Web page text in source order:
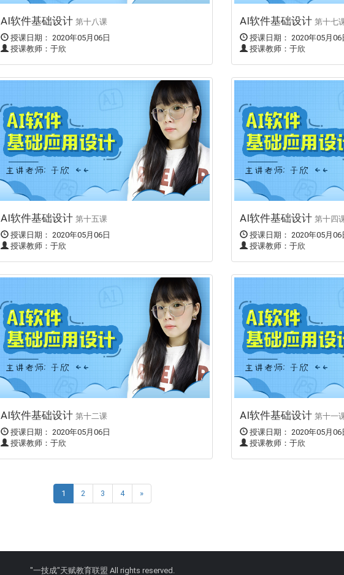
AI软件基础设计 第十八课
授课日期： 2020年05月06日
授课教师：于欣
AI软件基础设计 第十七
授课日期： 2020年05月06
授课教师：于欣
AI软件基础设计 第十五课
授课日期： 2020年05月06日
授课教师：于欣
AI软件基础设计 第十四
授课日期： 2020年05月06
授课教师：于欣
AI软件基础设计 第十二课
授课日期： 2020年05月06日
授课教师：于欣
AI软件基础设计 第十一
授课日期： 2020年05月06
授课教师：于欣
1 2 3 4 »
"一技成"天赋教育联盟 All rights reserved.